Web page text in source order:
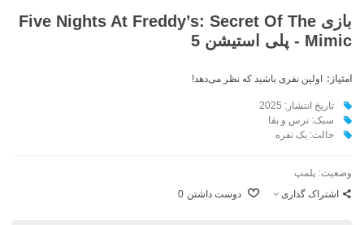
بازی Five Nights At Freddy’s: Secret Of The
Mimic - پلی استیشن 5
امتیاز: اولین نفری باشید که نظر می‌دهد!
تاریخ انتشار: 2025
سبک: ترس و بقا
حالت: یک نفره
وضعیت: پلمپ
اشتراک گذاری
دوست داشتن 0